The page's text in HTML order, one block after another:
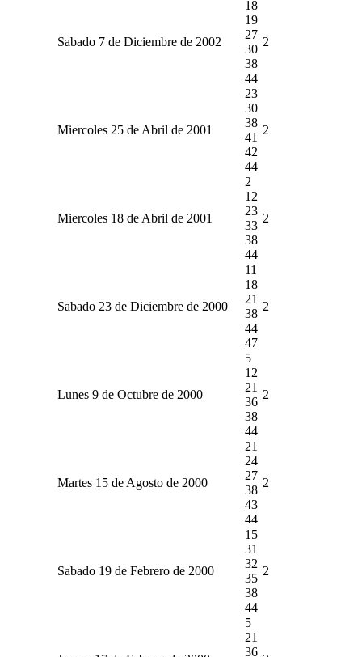
Sabado 7 de Diciembre de 2002
18
19
27
30
38
44
2
Miercoles 25 de Abril de 2001
23
30
38
41
42
44
2
Miercoles 18 de Abril de 2001
2
12
23
33
38
44
2
Sabado 23 de Diciembre de 2000
11
18
21
38
44
47
2
Lunes 9 de Octubre de 2000
5
12
21
36
38
44
2
Martes 15 de Agosto de 2000
21
24
27
38
43
44
2
Sabado 19 de Febrero de 2000
15
31
32
35
38
44
2
5
21
36